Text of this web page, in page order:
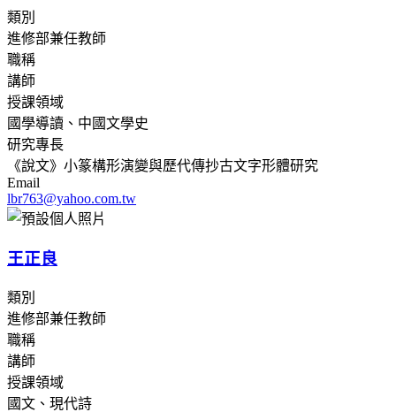
類別
進修部兼任教師
職稱
講師
授課領域
國學導讀、中國文學史
研究專長
《說文》小篆構形演變與歷代傳抄古文字形體研究
Email
lbr763@yahoo.com.tw
王正良
類別
進修部兼任教師
職稱
講師
授課領域
國文、現代詩